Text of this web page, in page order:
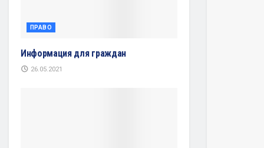
ПРАВО
Информация для граждан
26.05.2021